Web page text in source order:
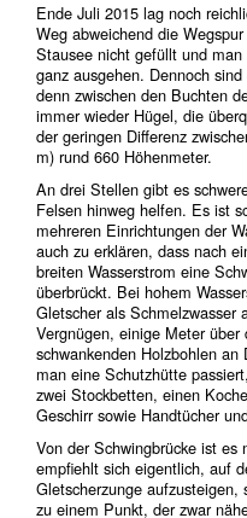
Ende Juli 2015 lag noch
Weg abweichend die
Stausee nicht gefüllt und
ganz ausgehen. Dennoch
denn zwischen den Buchten
immer wieder Hügel, die
der geringen Differenz
m) rund 660 Höhenmeter.
An drei Stellen gibt es
Felsen hinweg helfen. Es ist
mehreren Einrichtungen der
auch zu erklären, dass nach
breiten Wasserstrom eine
überbrückt. Bei hohem
Gletscher als Schmelzwasser
Vergnügen, einige Meter
schwankenden Holzbohlen
man eine Schutzhütte
zwei Stockbetten, einen
Geschirr sowie Handtücher
Von der Schwingbrücke ist
empfiehlt sich eigentlich, auf
Gletscherzunge
zu einem Punkt, der zwar